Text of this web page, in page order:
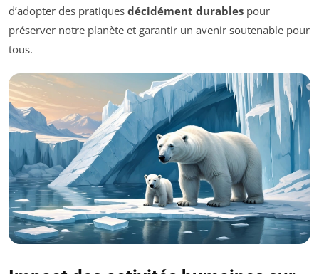
d’adopter des pratiques décidément durables pour
préserver notre planète et garantir un avenir soutenable pour
tous.